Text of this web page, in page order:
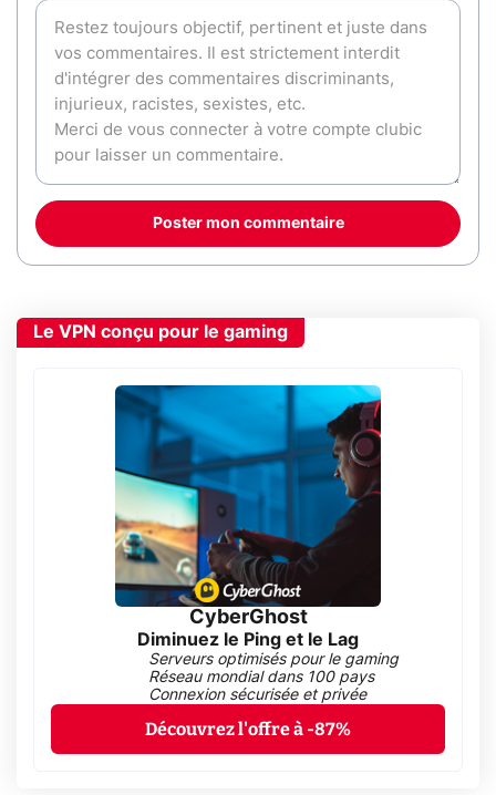
Poster mon commentaire
Le VPN conçu pour le gaming
CyberGhost
Diminuez le Ping et le Lag
Serveurs optimisés pour le gaming
Réseau mondial dans 100 pays
Connexion sécurisée et privée
Découvrez l'offre à -87%